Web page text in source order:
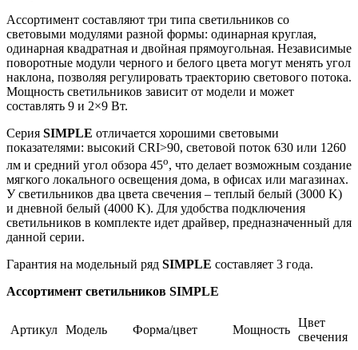
Ассортимент составляют три типа светильников со
световыми модулями разной формы: одинарная круглая,
одинарная квадратная и двойная прямоугольная. Независимые
поворотные модули черного и белого цвета могут менять угол
наклона, позволяя регулировать траекторию светового потока.
Мощность светильников зависит от модели и может
составлять 9 и 2×9 Вт.
Серия SIMPLE отличается хорошими световыми
показателями: высокий CRI>90, световой поток 630 или 1260
лм и средний угол обзора 45o, что делает возможным создание
мягкого локального освещения дома, в офисах или магазинах.
У светильников два цвета свечения – теплый белый (3000 K)
и дневной белый (4000 K). Для удобства подключения
светильников в комплекте идет драйвер, предназначенный для
данной серии.
Гарантия на модельный ряд SIMPLE составляет 3 года.
Ассортимент светильников SIMPLE
Артикул Модель Форма/цвет Мощность
Цвет
свечения